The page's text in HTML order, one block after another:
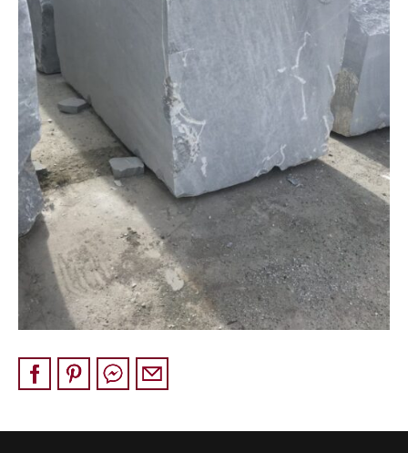
Pískovec
Solitéry
Kamenné bloky
Výrobky z kamene na zakázku
BERA GRAVEL FIX
Creative Floor
Terazzo
Doplňkový sortiment
DLAŽEBNÍ KOSTKY
KAMENNÉ DLAŽBY, OBKLADY
MLATOVÉ POVRCHY
ZAKÁZKY NA MÍRU
NOVINKY
KONTAKT